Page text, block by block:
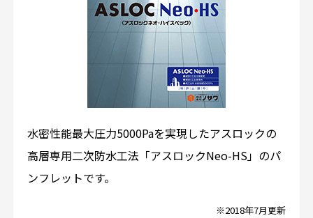
水密性能最大圧力5000Paを実現したアスロックの
高層専用二次防水工法「アスロックNeo-HS」のパ
ンフレットです。
※2018年7月更新